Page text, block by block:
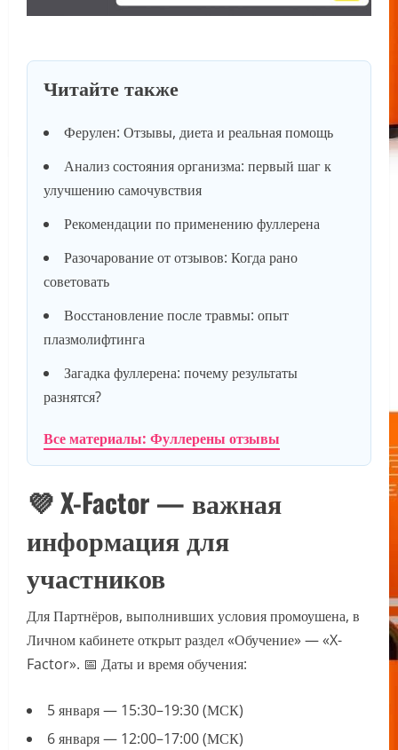
Читайте также
Ферулен: Отзывы, диета и реальная помощь
Анализ состояния организма: первый шаг к
улучшению самочувствия
Рекомендации по применению фуллерена
Разочарование от отзывов: Когда рано
советовать
Восстановление после травмы: опыт
плазмолифтинга
Загадка фуллерена: почему результаты
разнятся?
Все материалы: Фуллерены отзывы
💜 X-Factor — важная
информация для
участников
Для Партнёров, выполнивших условия промоушена, в
Личном кабинете открыт раздел «Обучение» — «X-
Factor». 📅 Даты и время обучения:
5 января — 15:30–19:30 (МСК)
6 января — 12:00–17:00 (МСК)